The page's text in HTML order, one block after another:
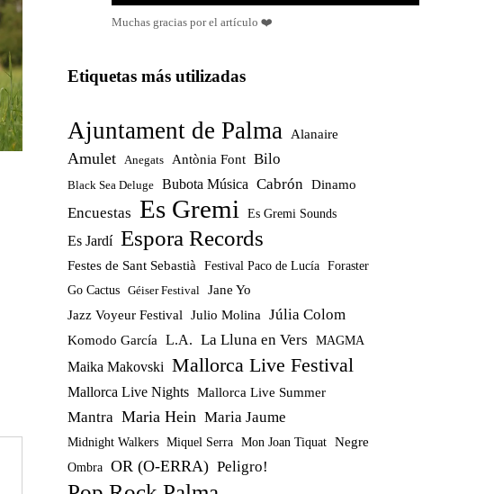
Muchas gracias por el artículo ❤️
Etiquetas más utilizadas
Ajuntament de Palma Alanaire
Amulet Anegats Antònia Font Bilo
Black Sea Deluge Bubota Música Cabrón Dinamo
Encuestas Es Gremi Es Gremi Sounds
Es Jardí Espora Records
Festes de Sant Sebastià Festival Paco de Lucía Foraster
Go Cactus Géiser Festival Jane Yo
Jazz Voyeur Festival Julio Molina Júlia Colom
Komodo García L.A. La Lluna en Vers MAGMA
Maika Makovski Mallorca Live Festival
Mallorca Live Nights Mallorca Live Summer
Mantra Maria Hein Maria Jaume
Midnight Walkers Miquel Serra Mon Joan Tiquat Negre
Ombra OR (O-ERRA) Peligro!